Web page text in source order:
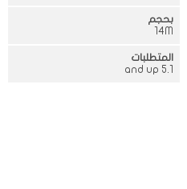
بحجم
14M
المتطلبات
5.1 and up